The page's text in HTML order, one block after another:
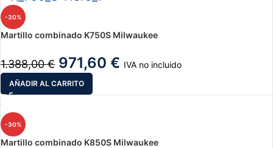
-30%
Martillo combinado K750S Milwaukee
1.388,00€ 971,60 € IVA no incluido
AÑADIR AL CARRITO
-30%
Martillo combinado K850S Milwaukee